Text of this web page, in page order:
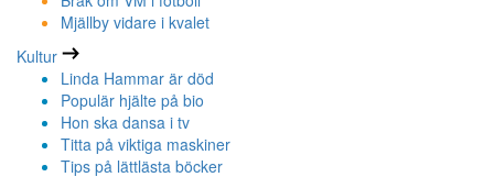
Mjällby vidare i kvalet
Kultur
Linda Hammar är död
Populär hjälte på bio
Hon ska dansa i tv
Titta på viktiga maskiner
Tips på lättlästa böcker